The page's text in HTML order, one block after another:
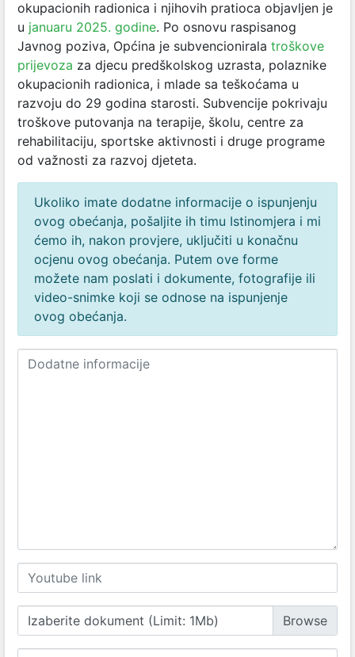
okupacionih radionica i njihovih pratioca objavljen je
u januaru 2025. godine. Po osnovu raspisanog
Javnog poziva, Općina je subvencionirala troškove
prijevoza za djecu predškolskog uzrasta, polaznike
okupacionih radionica, i mlade sa teškoćama u
razvoju do 29 godina starosti. Subvencije pokrivaju
troškove putovanja na terapije, školu, centre za
rehabilitaciju, sportske aktivnosti i druge programe
od važnosti za razvoj djeteta.
Ukoliko imate dodatne informacije o ispunjenju
ovog obećanja, pošaljite ih timu Istinomjera i mi
ćemo ih, nakon provjere, uključiti u konačnu
ocjenu ovog obećanja. Putem ove forme
možete nam poslati i dokumente, fotografije ili
video-snimke koji se odnose na ispunjenje
ovog obećanja.
Izaberite dokument (Limit: 1Mb)